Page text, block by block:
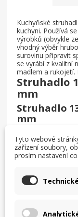
Kuchyňské
kuchyni. Používá
výrobků (obvykle
vhodný výběr
surovinu připravit
se vyrábí z kvalitní
madlem a rukojetí.
Struhadlo
mm
Struhadlo
mm
Materiál:
struhadla
Perforace
Tyto webové
zařízení soubory,
prosím nastavení